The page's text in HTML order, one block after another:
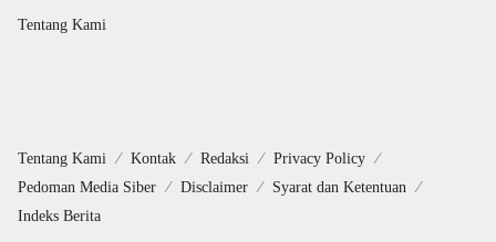
Tentang Kami
Tentang Kami Kontak Redaksi
Privacy Policy
Pedoman Media Siber
Disclaimer
Syarat dan Ketentuan
Indeks Berita